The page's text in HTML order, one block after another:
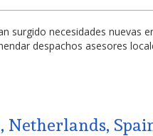
surgido necesidades nuevas
despachos asesores